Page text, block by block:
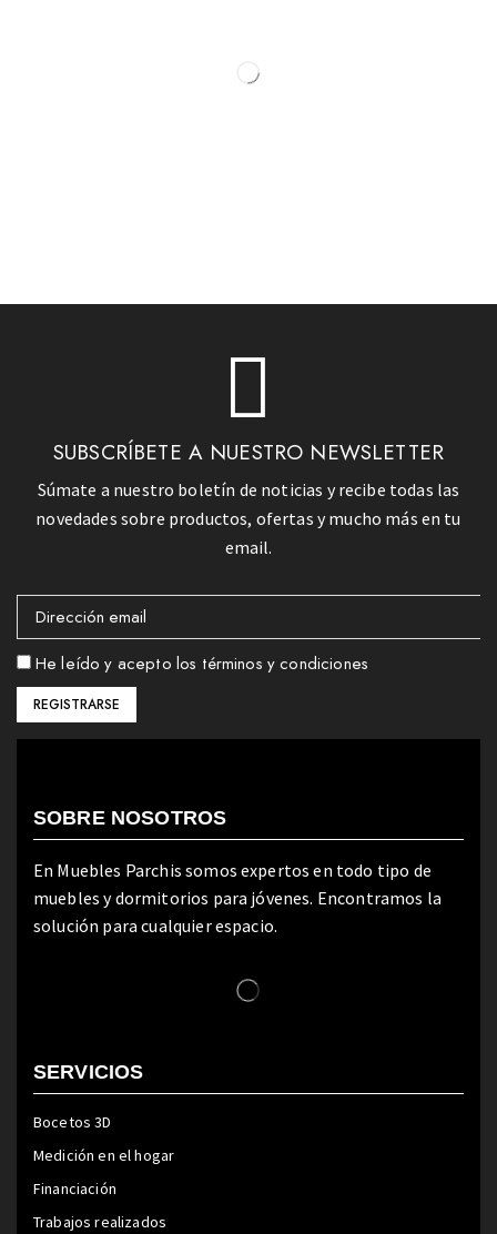
SUBSCRÍBETE A NUESTRO NEWSLETTER
Súmate a nuestro boletín de noticias y recibe todas las
novedades sobre productos, ofertas y mucho más en tu
email.
He leído y acepto los términos y condiciones
SOBRE NOSOTROS
En Muebles Parchis somos expertos en todo tipo de
muebles y dormitorios para jóvenes. Encontramos la
solución para cualquier espacio.
SERVICIOS
Bocetos 3D
Medición en el hogar
Financiación
Trabajos realizados